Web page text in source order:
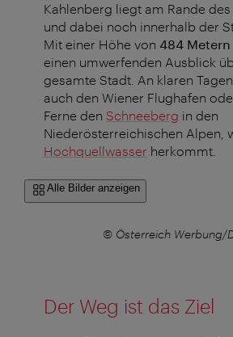
Kahlenberg liegt am Rande
und dabei noch innerhalb der
Mit einer Höhe von 484 Metern
einen umwerfenden Ausblick
gesamte Stadt. An klaren
auch den Wiener Flughafen
Ferne den Schneeberg in den
Niederösterreichischen Alpen,
Hochquellwasser herkommt.
Alle Bilder anzeigen
© Österreich Werbung/
Der Weg ist das Ziel